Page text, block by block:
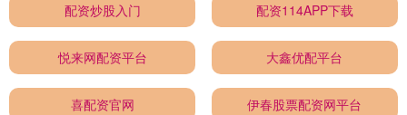
配资炒股入门 配资114APP下载
悦来网配资平台 大鑫优配平台
喜配资官网 伊春股票配资网平台